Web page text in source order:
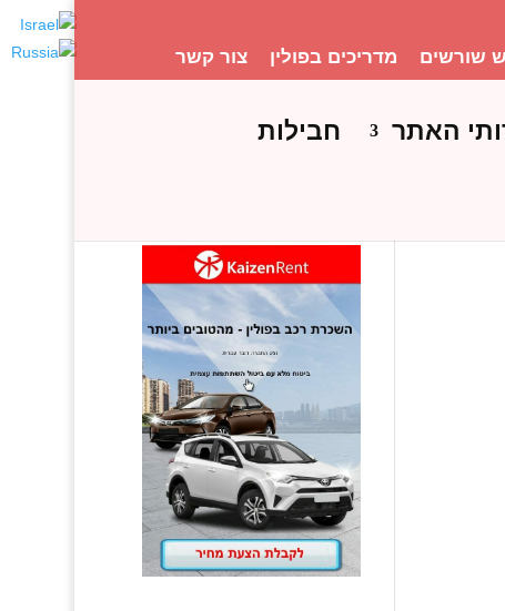
שורשים מדריכים בפולין צור קשר
האתר חבילות